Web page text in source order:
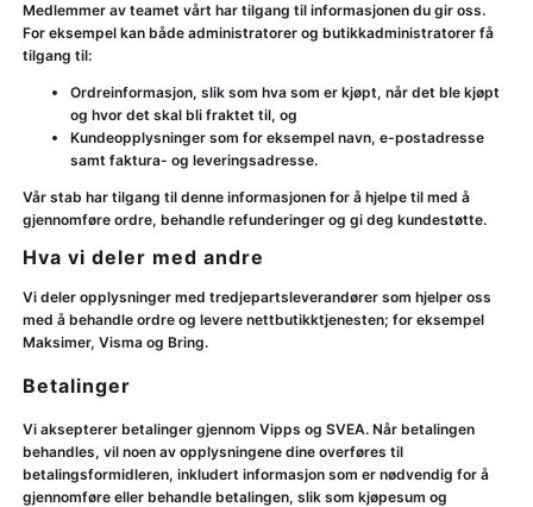
Medlemmer av teamet vårt har tilgang til informasjonen du gir oss.
For eksempel kan både administratorer og butikkadministratorer få
tilgang til:
Ordreinformasjon, slik som hva som er kjøpt, når det ble kjøpt
og hvor det skal bli fraktet til, og
Kundeopplysninger som for eksempel navn, e-postadresse
samt faktura- og leveringsadresse.
Vår stab har tilgang til denne informasjonen for å hjelpe til med å
gjennomføre ordre, behandle refunderinger og gi deg kundestøtte.
Hva vi deler med andre
Vi deler opplysninger med tredjepartsleverandører som hjelper oss
med å behandle ordre og levere nettbutikktjenesten; for eksempel
Maksimer, Visma og Bring.
Betalinger
Vi aksepterer betalinger gjennom Vipps og SVEA. Når betalingen
behandles, vil noen av opplysningene dine overføres til
betalingsformidleren, inkludert informasjon som er nødvendig for å
gjennomføre eller behandle betalingen, slik som kjøpesum og